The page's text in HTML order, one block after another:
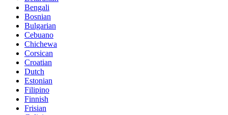
Bengali
Bosnian
Bulgarian
Cebuano
Chichewa
Corsican
Croatian
Dutch
Estonian
Filipino
Finnish
Frisian